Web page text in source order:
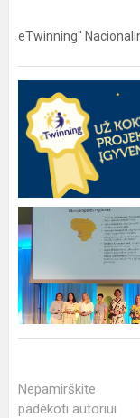
eTwinning"
Nepamirškite
padėkoti autoriui